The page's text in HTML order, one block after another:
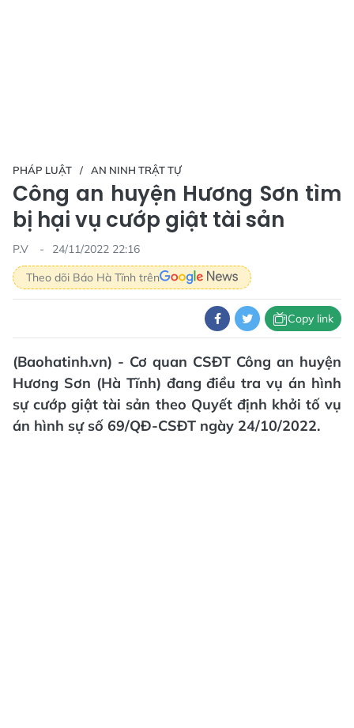
PHÁP LUẬT AN NINH TRẬT TỰ
Công an huyện Hương Sơn tìm
bị hại vụ cướp giật tài sản
P.V
24/11/2022 22:16
Theo dõi Báo Hà Tĩnh trên
Copy link
(Baohatinh.vn) - Cơ quan CSĐT Công an huyện
Hương Sơn (Hà Tĩnh) đang điều tra vụ án hình
sự cướp giật tài sản theo Quyết định khởi tố vụ
án hình sự số 69/QĐ-CSĐT ngày 24/10/2022.